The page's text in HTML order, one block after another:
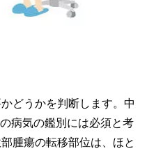
どうかを判断します。中
病気の鑑別には必須と考
腫瘍の転移部位は、ほと